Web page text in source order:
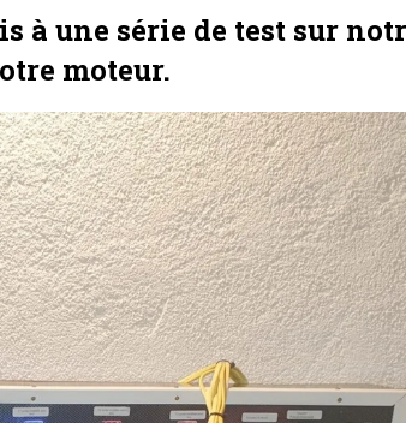
à une série de test sur
moteur.